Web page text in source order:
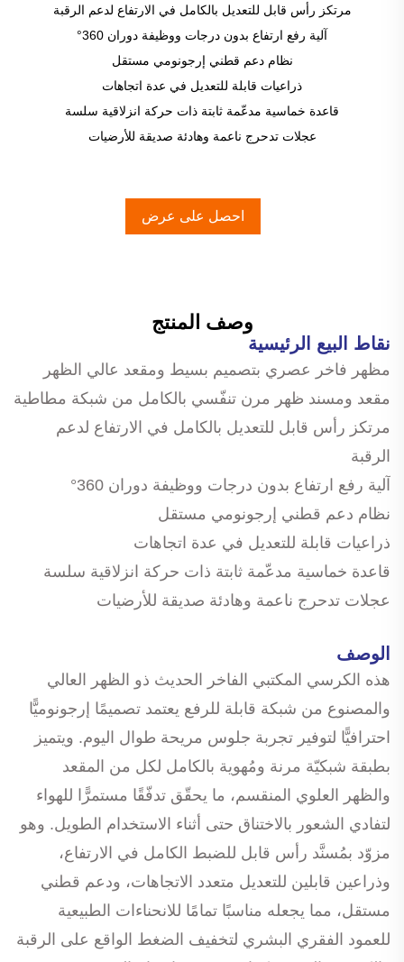
مرتكز رأس قابل للتعديل بالكامل في الارتفاع لدعم الرقبة
آلية رفع ارتفاع بدون درجات ووظيفة دوران 360°
نظام دعم قطني إرجونومي مستقل
ذراعيات قابلة للتعديل في عدة اتجاهات
قاعدة خماسية مدعّمة ثابتة ذات حركة انزلاقية سلسة
عجلات تدحرج ناعمة وهادئة صديقة للأرضيات
احصل على عرض
وصف المنتج
نقاط البيع الرئيسية
مظهر فاخر عصري بتصميم بسيط ومقعد عالي الظهر
مقعد ومسند ظهر مرن تنفّسي بالكامل من شبكة مطاطية
مرتكز رأس قابل للتعديل بالكامل في الارتفاع لدعم
الرقبة
آلية رفع ارتفاع بدون درجات ووظيفة دوران 360°
نظام دعم قطني إرجونومي مستقل
ذراعيات قابلة للتعديل في عدة اتجاهات
قاعدة خماسية مدعّمة ثابتة ذات حركة انزلاقية سلسة
عجلات تدحرج ناعمة وهادئة صديقة للأرضيات
الوصف
هذه الكرسي المكتبي الفاخر الحديث ذو الظهر العالي
والمصنوع من شبكة قابلة للرفع يعتمد تصميمًا إرجونوميًّا
احترافيًّا لتوفير تجربة جلوس مريحة طوال اليوم. ويتميز
بطبقة شبكيّة مرنة ومُهوية بالكامل لكل من المقعد
والظهر العلوي المنقسم، ما يحقّق تدفّقًا مستمرًّا للهواء
لتفادي الشعور بالاختناق حتى أثناء الاستخدام الطويل. وهو
مزوّد بمُسنَّد رأس قابل للضبط الكامل في الارتفاع،
وذراعين قابلين للتعديل متعدد الاتجاهات، ودعم قطني
مستقل، مما يجعله مناسبًا تمامًا للانحناءات الطبيعية
للعمود الفقري البشري لتخفيف الضغط الواقع على الرقبة